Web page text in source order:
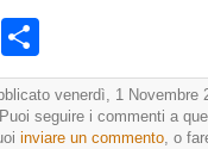
WhatsApp
venerdì, 1 Novembre
seguire i commenti a
inviare un commento, o